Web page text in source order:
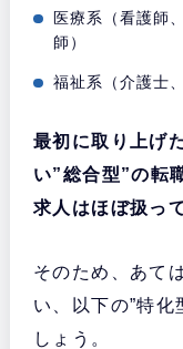
医療系（看護師
師）
福祉系（介護士
最初に取り上げ
い”総合型”の転
求人はほぼ扱っ
そのため、あて
い、以下の”特化
しょう。